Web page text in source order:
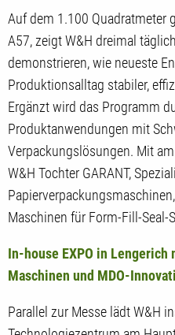
Auf dem 1.100 Quadratmeter
A57, zeigt W&H dreimal
demonstrieren, wie neueste
Produktionsalltag stabiler,
Ergänzt wird das Programm
Produktanwendungen mit
Verpackungslösungen. Mit
W&H Tochter GARANT,
Maschinen für Form-Fill-Seal-
In-house EXPO in Lengerich
Maschinen und MDO-
Parallel zur Messe lädt W&H